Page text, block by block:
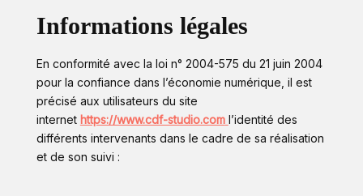
Informations légales
En conformité avec la loi n° 2004-575 du 21 juin 2004
pour la confiance dans l’économie numérique, il est
précisé aux utilisateurs du site
internet https://www.cdf-studio.com l’identité des
différents intervenants dans le cadre de sa réalisation
et de son suivi :